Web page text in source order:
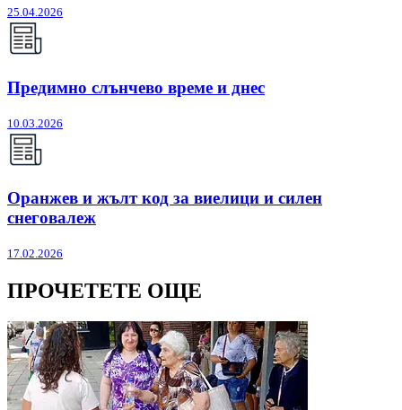
25.04.2026
Предимно слънчево време и днес
10.03.2026
Оранжев и жълт код за виелици и силен
снеговалеж
17.02.2026
ПРОЧЕТЕТЕ ОЩЕ